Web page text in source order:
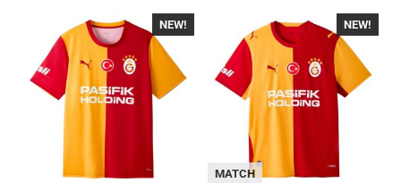
-40%
NEW! -40%
NEW!
MATCH